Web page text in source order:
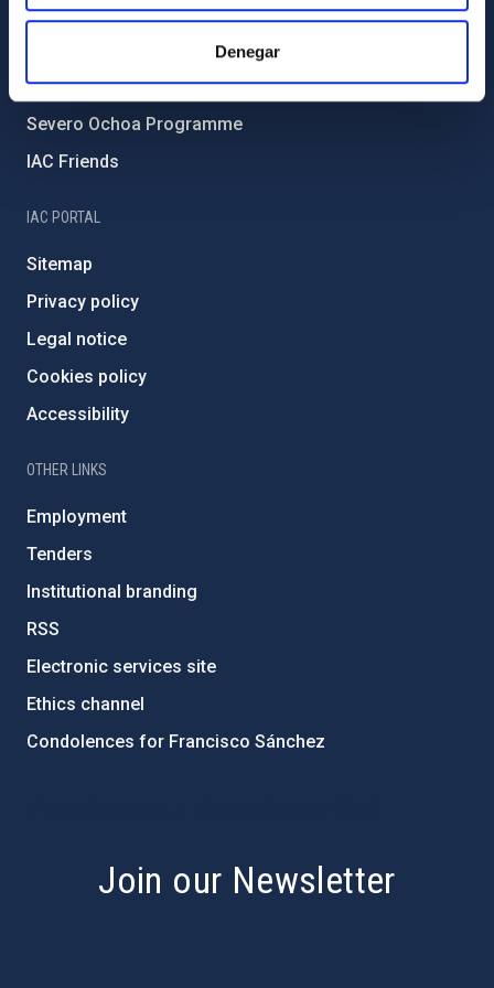
Denegar
Forever IAC
External funding
Severo Ochoa Programme
IAC Friends
IAC PORTAL
Sitemap
Privacy policy
Legal notice
Cookies policy
Accessibility
OTHER LINKS
Employment
Tenders
Institutional branding
RSS
Electronic services site
Ethics channel
Condolences for Francisco Sánchez
Join our Newsletter